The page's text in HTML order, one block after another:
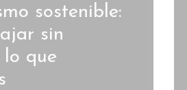
sostenible:
sin
que